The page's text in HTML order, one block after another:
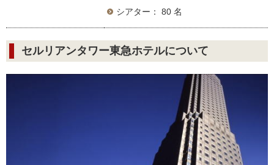
シアター： 80 名
セルリアンタワー東急ホテルについて